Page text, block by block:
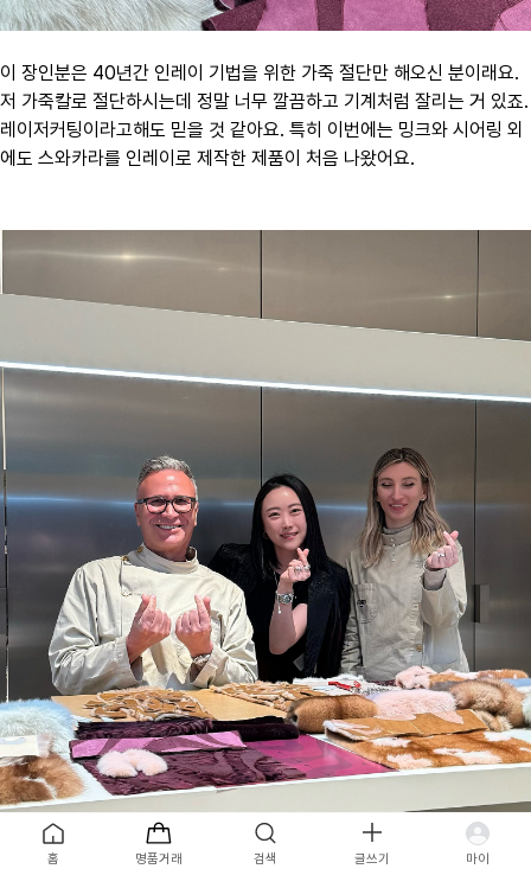
이 장인분은 40년간 인레이 기법을 위한 가죽 절단만 해오신 분이래요.
저 가죽칼로 절단하시는데 정말 너무 깔끔하고 기계처럼 잘리는 거 있죠.
레이저커팅이라고해도 믿을 것 같아요. 특히 이번에는 밍크와 시어링 외
에도 스와카라를 인레이로 제작한 제품이 처음 나왔어요.
목록
홈 명품거래 검색 글쓰기 마이